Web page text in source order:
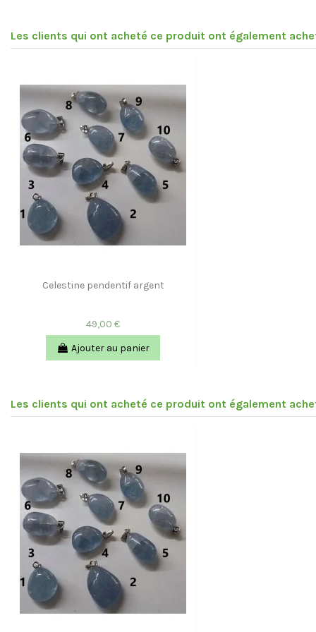
Les clients qui ont acheté ce produit ont également
Celestine pendentif argent
49,00 €
Ajouter au panier
Les clients qui ont acheté ce produit ont également